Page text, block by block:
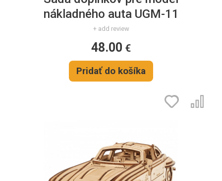
nákladného auta UGM-11
+ add review
48.00 €
Pridať do košíka